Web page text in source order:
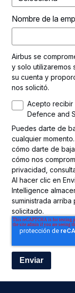
Nombre de la
Airbus se
y solo utilizaremos
su cuenta y
nos solicitó.
Acepto recibir
Defence and
Puedes darte de
cualquier
cómo darte de
cómo nos
privacidad,
Al hacer clic en
Intelligence
suministrada
solicitado.